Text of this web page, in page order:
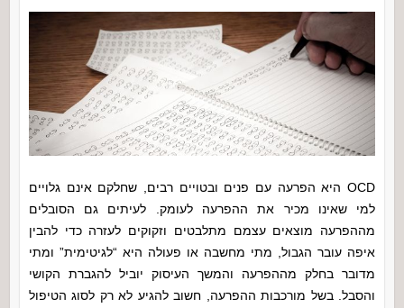
OCD היא הפרעה עם פנים ובטויים רבים, שחלקם אינם גלויים
למי שאינו מכיר את ההפרעה לעומק. לעיתים גם הסובלים
מההפרעה מוצאים עצמם מתלבטים וזקוקים לעזרה כדי להבין
איפה עובר הגבול, מתי מחשבה או פעולה היא “לגיטימית” ומתי
מדובר בחלק מההפרעה והמשך העיסוק יוביל להגברת הקושי
והסבל. בשל מורכבות ההפרעה, חשוב להגיע לא רק לסוג הטיפול